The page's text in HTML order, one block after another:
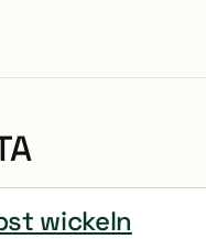
wickeln